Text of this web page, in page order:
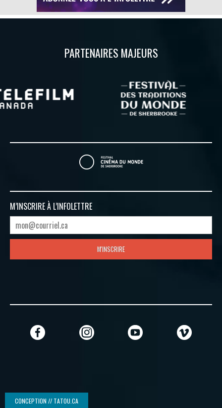
PARTENAIRES MAJEURS
M’INSCRIRE À L’INFOLETTRE
M'INSCRIRE
CONCEPTION // TATOU.CA